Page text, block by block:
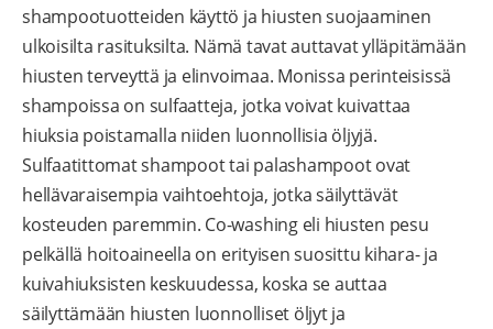
shampootuotteiden käyttö ja hiusten suojaaminen
ulkoisilta rasituksilta. Nämä tavat auttavat ylläpitämään
hiusten terveyttä ja elinvoimaa. Monissa perinteisissä
shampoissa on sulfaatteja, jotka voivat kuivattaa
hiuksia poistamalla niiden luonnollisia öljyjä.
Sulfaatittomat shampoot tai palashampoot ovat
hellävaraisempia vaihtoehtoja, jotka säilyttävät
kosteuden paremmin. Co-washing eli hiusten pesu
pelkällä hoitoaineella on erityisen suosittu kihara- ja
kuivahiuksisten keskuudessa, koska se auttaa
säilyttämään hiusten luonnolliset öljyt ja